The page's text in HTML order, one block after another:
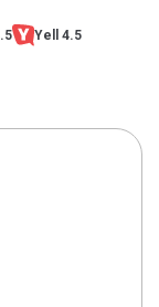
Yell 4.5